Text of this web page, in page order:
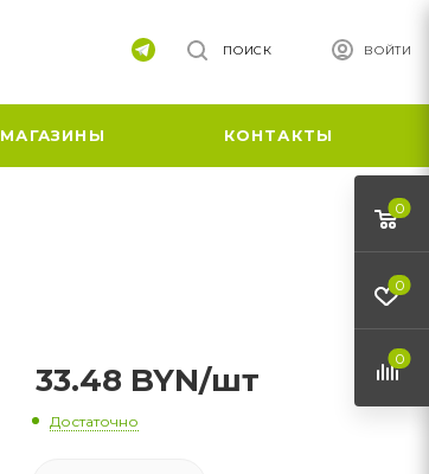
ВОЙТИ
ПОИСК
МАГАЗИНЫ КОНТАКТЫ
33.48 BYN/шт
Достаточно
0
0
0